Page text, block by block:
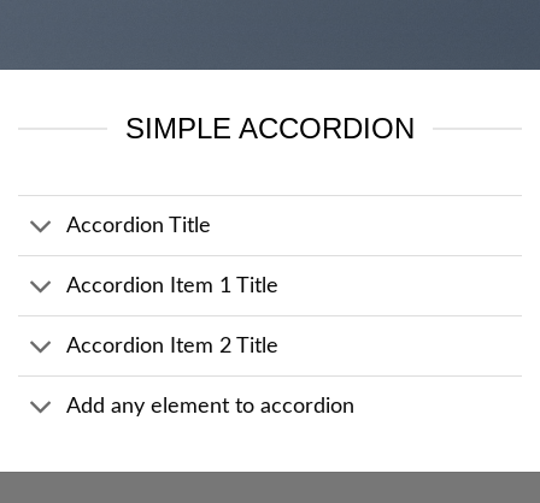
SIMPLE ACCORDION
Accordion Title
Accordion Item 1 Title
Accordion Item 2 Title
Add any element to accordion